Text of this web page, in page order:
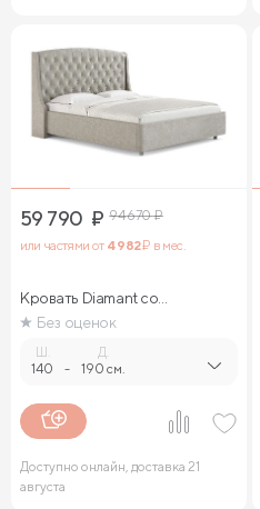
59 790 ₽ 94 670₽
или частями от 4 982₽ в мес.
Кровать Diamant со
стразами
Без оценок
140 -
Д.
190 см.
Доступно онлайн, доставка 21
августа